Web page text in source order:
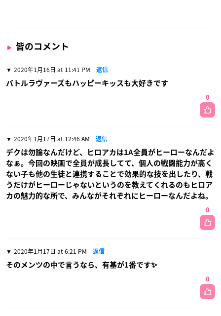
皆のコメント
2020年1月16日 at 11:41 PM 返信
バトルラヴァーズもハッピーキッスも大好きです
0
2020年1月17日 at 12:46 AM 返信
デクは勿論なんだけど、ヒロアカは1A全員がヒーローなんだよ
なぁ。今回の映画で全員が成長してて、個人の戦闘能力が高く
ない子も他の生徒と連携することで効果的な技を出したり、戦
うだけがヒーローじゃないというのを教えてくれるのもヒロア
カの魅力的な所で、みんながそれぞれにヒーローなんだよね。
0
2020年1月17日 at 6:21 PM 返信
そのメンツの中で言うなら、有基が1番です✨
0